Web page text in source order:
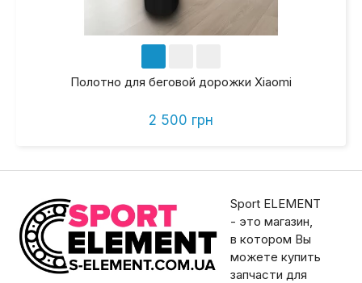
Полотно для беговой дорожки Xiaomi
2 500 грн
Sport ELEMENT
- это магазин,
в котором Вы
можете купить
запчасти для